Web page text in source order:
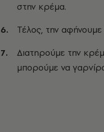
στην κρέμα.
Τέλος, την
Διατηρούμε την
μπορούμε να